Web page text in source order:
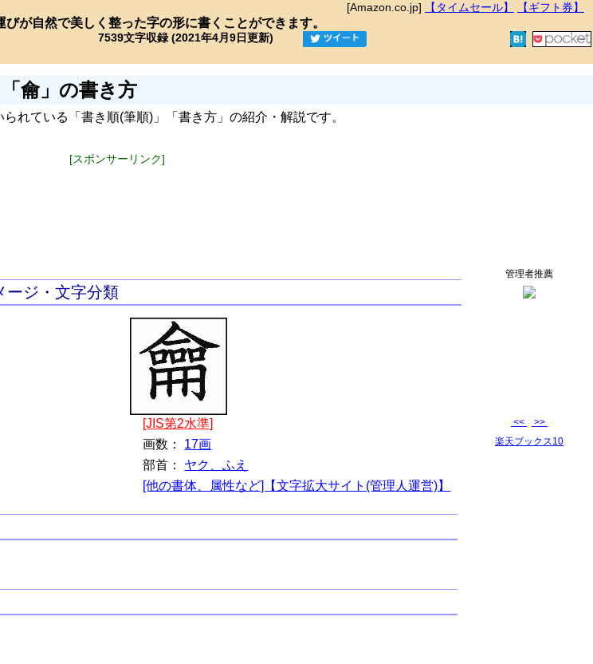
[Amazon.co.jp] 【タイムセール】 【ギフト券】
が自然で美しく整った字の形に書くことができます。
7539文字収録 (2021年4月9日更新)
「龠」の書き方
られている「書き順(筆順)」「書き方」の紹介・解説です。
[スポンサーリンク]
ージ・文字分類
[JIS第2水準]
画数： 17画
部首： ヤク、ふえ
[他の書体、属性など]【文字拡大サイト(管理人運営)】
管理者推薦
<<
>>
楽天ブックス10